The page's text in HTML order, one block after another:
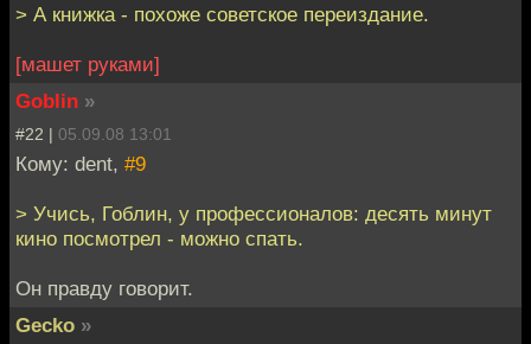
> А книжка - похоже советское переиздание.
[машет руками]
Goblin »
#22 | 05.09.08 13:01
Кому: dent, #9
> Учись, Гоблин, у профессионалов: десять минут
кино посмотрел - можно спать.
Он правду говорит.
Gecko »